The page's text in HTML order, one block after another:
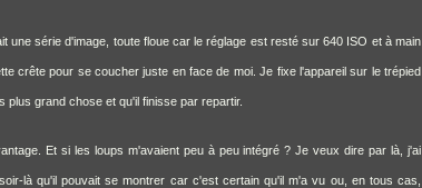
une série d'image, toute floue car le réglage est resté sur 640 ISO et à main
crête pour se coucher juste en face de moi. Je fixe l'appareil sur le trépied
grand chose et qu'il finisse par repartir.
Et si les loups m'avaient peu à peu intégré ? Je veux dire par là, j'ai
là qu'il pouvait se montrer car c'est certain qu'il m'a vu ou, en tous cas,